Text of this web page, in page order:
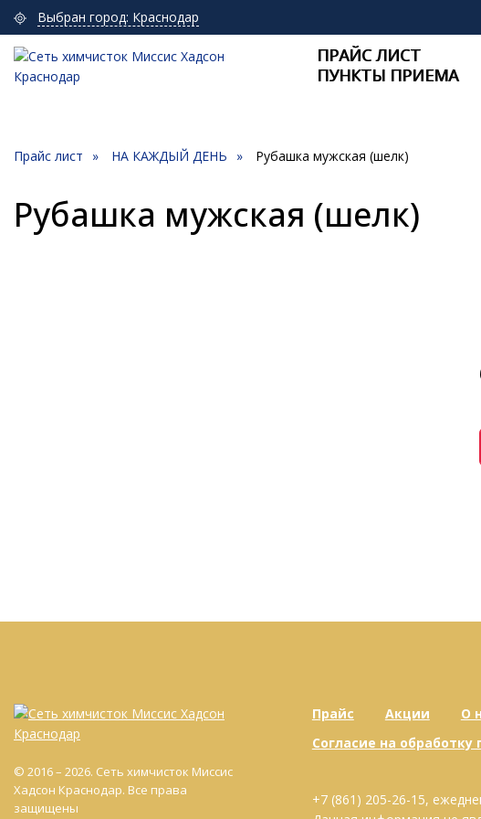
Выбран город: Краснодар
ПРАЙС ЛИСТ
ПУНКТЫ ПРИЕМА
Прайс лист НА КАЖДЫЙ ДЕНЬ Рубашка мужская (шелк)
Рубашка мужская (шелк)
© 2016 – 2026. Сеть химчисток Миссис
Хадсон Краснодар. Все права
защищены
Прайс Акции О
Согласие на
+7 (861) 205-26-15,